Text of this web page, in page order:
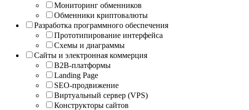
Мониторинг обменников
Обменники криптовалюты
Разработка программного обеспечения
Прототипирование интерфейса
Схемы и диаграммы
Сайты и электронная коммерция
B2B-платформы
Landing Page
SEO-продвижение
Виртуальный сервер (VPS)
Конструкторы сайтов